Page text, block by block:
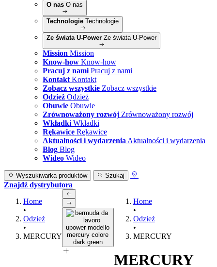
O nas O nas
Technologie Technologie
Ze świata U-Power Ze świata U-Power
Mission Mission
Know-how Know-how
Pracuj z nami Pracuj z nami
Kontakt Kontakt
Zobacz wszystkie Zobacz wszystkie
Odzież Odzież
Obuwie Obuwie
Zrównoważony rozwój Zrównoważony rozwój
Wkładki Wkładki
Rękawice Rękawice
Aktualności i wydarzenia Aktualności i wydarzenia
Blog Blog
Wideo Wideo
Wyszukiwarka produktów Szukaj
Znajdź dystrybutora
Home
•
Odzież
•
MERCURY
Home
•
Odzież
•
MERCURY
MERCURY